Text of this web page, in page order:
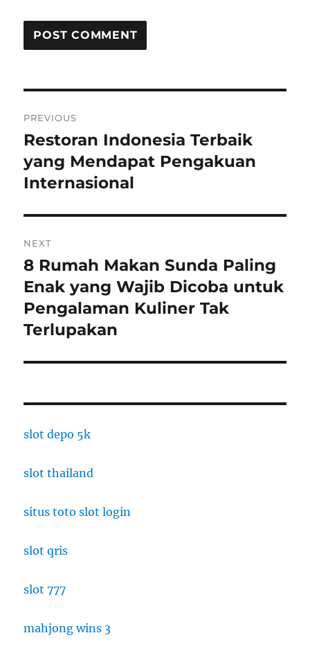
navigation
PREVIOUS
Previous
post:
Restoran Indonesia Terbaik
yang Mendapat Pengakuan
Internasional
NEXT
Next
post:
8 Rumah Makan Sunda Paling
Enak yang Wajib Dicoba untuk
Pengalaman Kuliner Tak
Terlupakan
slot depo 5k
slot thailand
situs toto slot login
slot qris
slot 777
mahjong wins 3